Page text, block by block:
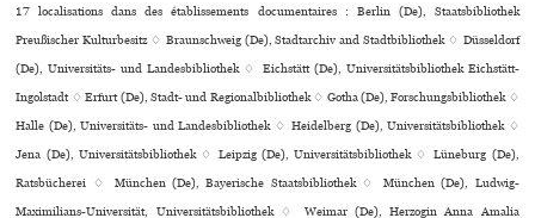
17 localisations dans des établissements documentaires : Berlin (De), Staatsbibliothek
Preußischer Kulturbesitz ♢ Braunschweig (De), Stadtarchiv and Stadtbibliothek ♢ Düsseldorf
(De), Universitäts- und Landesbibliothek ♢ Eichstätt (De), Universitätsbibliothek Eichstätt-
Ingolstadt ♢ Erfurt (De), Stadt- und Regionalbibliothek ♢ Gotha (De), Forschungsbibliothek ♢
Halle (De), Universitäts- und Landesbibliothek ♢ Heidelberg (De), Universitätsbibliothek ♢
Jena (De), Universitätsbibliothek ♢ Leipzig (De), Universitätsbibliothek ♢ Lüneburg (De),
Ratsbücherei ♢ München (De), Bayerische Staatsbibliothek ♢ München (De), Ludwig-
Maximilians-Universität, Universitätsbibliothek ♢ Weimar (De), Herzogin Anna Amalia